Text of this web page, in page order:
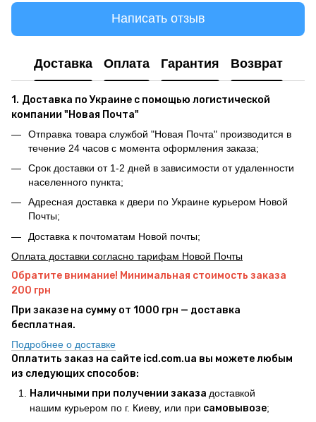
Написать отзыв
Доставка Оплата Гарантия Возврат
1. Доставка по Украине с помощью логистической
компании "Новая Почта"
Отправка товара службой "Новая Почта" производится в
течение 24 часов с момента оформления заказа;
Срок доставки от 1-2 дней в зависимости от удаленности
населенного пункта;
Адресная доставка к двери по Украине курьером Новой
Почты;
Доставка к почтоматам Новой почты;
Оплата доставки согласно тарифам Новой Почты
Обратите внимание! Минимальная стоимость заказа
200 грн
При заказе на сумму от 1000 грн — доставка
бесплатная.
Подробнее о доставке
Оплатить заказ на сайте icd.com.ua вы можете любым
из следующих способов:
Наличными при получении заказа доставкой
нашим курьером по г. Киеву, или при самовывозе;